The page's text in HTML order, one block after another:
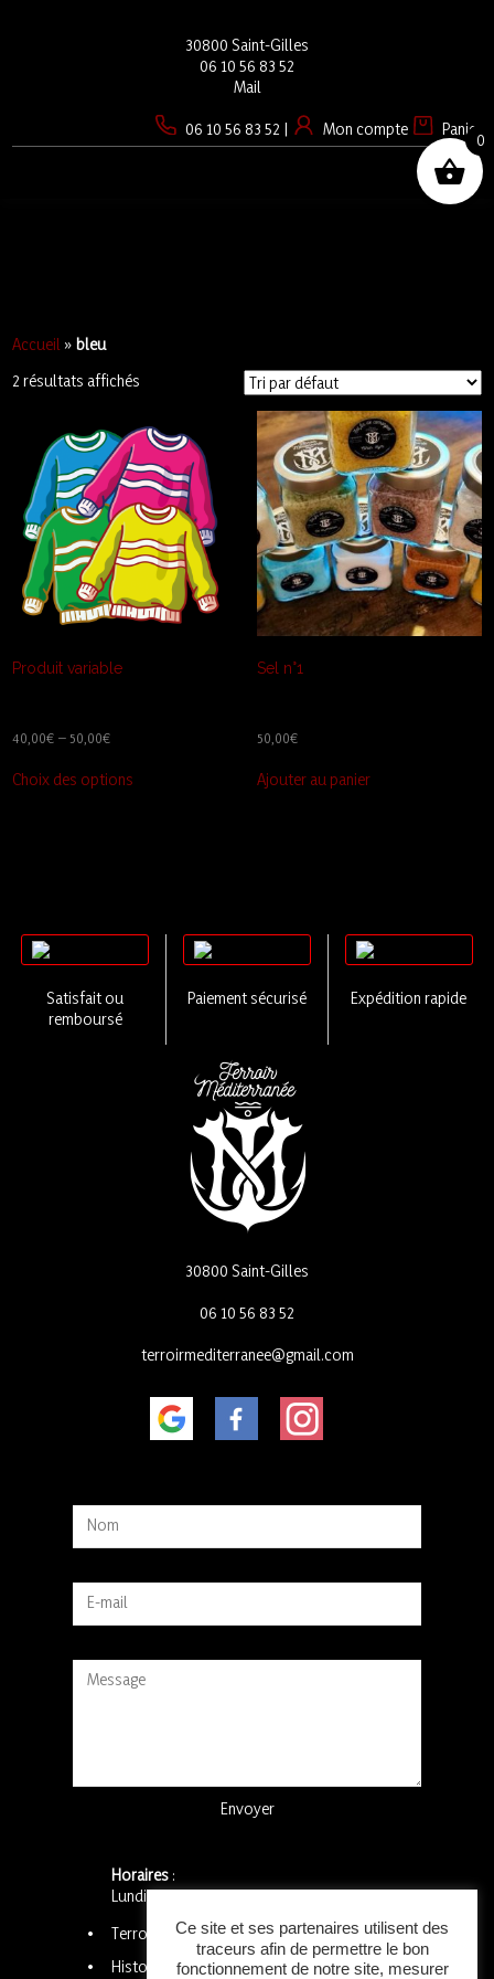
30800 Saint-Gilles
06 10 56 83 52
Mail
06 10 56 83 52 | Mon compte Panier
☰
Accueil »bleu
2 résultats affichés
Produit variable
40,00€ – 50,00€
Choix des options
être
sur
Sel n°1
50,00€
Ajouter au panier
Satisfait ou
remboursé
Paiement sécurisé Expédition rapide
30800 Saint-Gilles
06 10 56 83 52
terroirmediterranee@gmail.com
Horaires:
Lundi 8h – 18h
Terroir Méditerranée
Histoire
Ce site et ses partenaires utilisent des
traceurs afin de permettre le bon
fonctionnement de notre site, mesurer
0